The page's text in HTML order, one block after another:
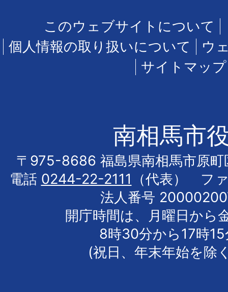
このウェブサイトについて
個人情報の取り扱いについて
ウ
サイトマップ
南相馬市
〒975-8686 福島県南相馬市原町
電話 0244-22-2111
（代表） フ
法人番号
開庁時間は、月曜日から
8時30分から17時
(祝日、年末年始を除